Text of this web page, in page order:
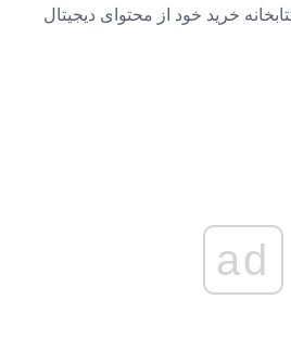
خرید خود از محتوای دیجیتال
ad